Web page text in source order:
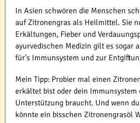
In Asien schwören die Menschen
auf Zitronengras als Heilmittel. Sie
Erkältungen, Fieber und
ayurvedischen Medizin gilt es sogar
für's Immunsystem und zur
Mein Tipp: Probier mal einen
erkältet bist oder dein Immunsystem
Unterstützung braucht. Und wenn
könnte ein bisschen Zitronengrasöl